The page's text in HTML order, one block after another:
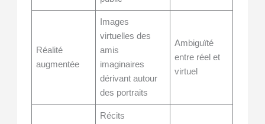
Réalité
augmentée
Images
virtuelles des
amis
imaginaires
dérivant autour
des portraits
Ambiguïté
entre réel et
virtuel
Récits